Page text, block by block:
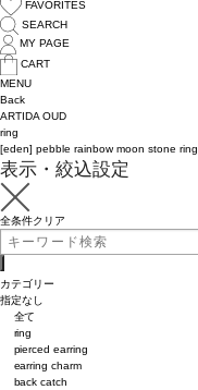
FAVORITES
SEARCH
MY PAGE
CART
MENU
Back
ARTIDA OUD
ring
[eden] pebble rainbow moon stone ring
表示・絞込設定
全条件クリア
カテゴリー
指定なし
全て
ring
pierced earring
earring charm
back catch